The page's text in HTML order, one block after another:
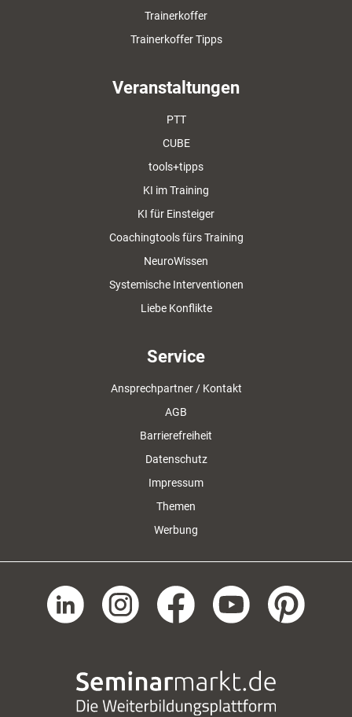
Trainerkoffer
Trainerkoffer Tipps
Veranstaltungen
PTT
CUBE
tools+tipps
KI im Training
KI für Einsteiger
Coachingtools fürs Training
NeuroWissen
Systemische Interventionen
Liebe Konflikte
Service
Ansprechpartner / Kontakt
AGB
Barrierefreiheit
Datenschutz
Impressum
Themen
Werbung